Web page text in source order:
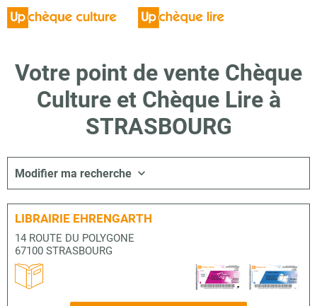
Votre point de vente Chèque
Culture et Chèque Lire à
STRASBOURG
Modifier ma recherche
LIBRAIRIE EHRENGARTH
14 ROUTE DU POLYGONE
67100 STRASBOURG